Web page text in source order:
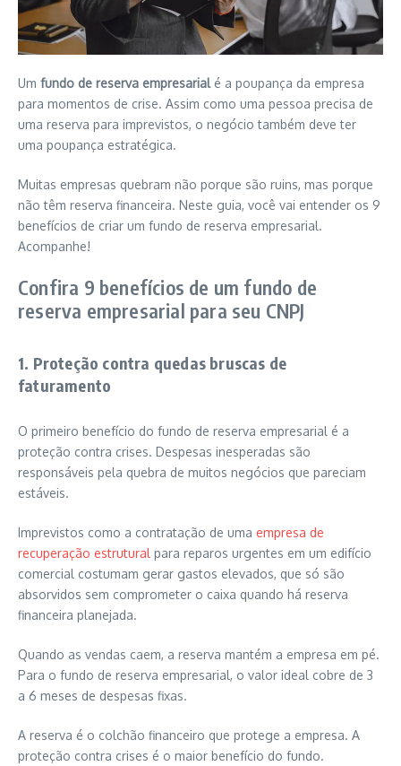
Um fundo de reserva empresarialé a poupança da empresa
para momentos de crise. Assim como uma pessoa precisa de
uma reserva para imprevistos, o negócio também deve ter
uma poupança estratégica.
Muitas empresas quebram não porque são ruins, mas porque
não têm reserva financeira. Neste guia, você vai entender os 9
benefícios de criar um fundo de reserva empresarial.
Acompanhe!
Confira 9 benefícios de um fundo de
reserva empresarial para seu CNPJ
1. Proteção contra quedas bruscas de
faturamento
O primeiro benefício do fundo de reserva empresarial é a
proteção contra crises. Despesas inesperadas são
responsáveis pela quebra de muitos negócios que pareciam
estáveis.
Imprevistos como a contratação de uma empresa de
recuperação estrutural para reparos urgentes em um edifício
comercial costumam gerar gastos elevados, que só são
absorvidos sem comprometer o caixa quando há reserva
financeira planejada.
Quando as vendas caem, a reserva mantém a empresa em pé.
Para o fundo de reserva empresarial, o valor ideal cobre de 3
a 6 meses de despesas fixas.
A reserva é o colchão financeiro que protege a empresa. A
proteção contra crises é o maior benefício do fundo.